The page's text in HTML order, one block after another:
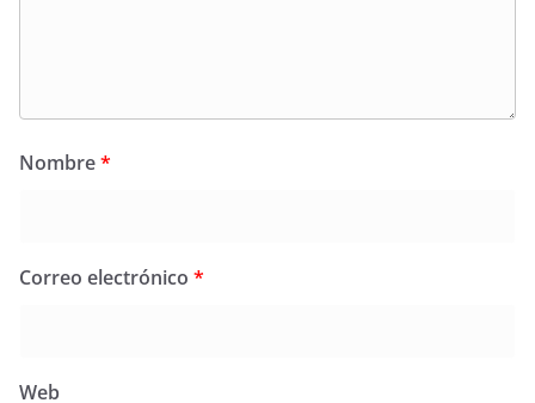
Nombre*
Correo electrónico *
Web